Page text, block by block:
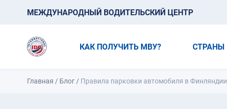
МЕЖДУНАРОДНЫЙ ВОДИТЕЛЬСКИЙ ЦЕНТР
КАК ПОЛУЧИТЬ МВУ? СТРАНЫ
Главная / Блог / Правила парковки автомобиля в Финляндии